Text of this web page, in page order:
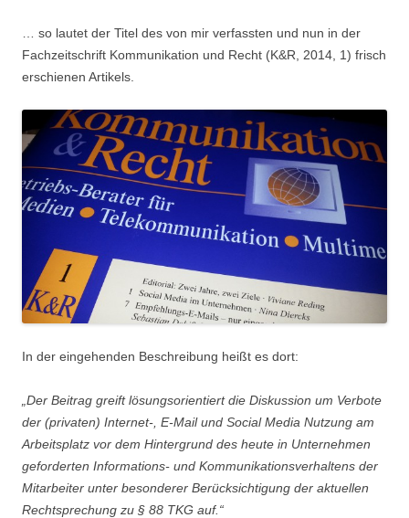
… so lautet der Titel des von mir verfassten und nun in der
Fachzeitschrift Kommunikation und Recht (K&R, 2014, 1) frisch
erschienen Artikels.
In der eingehenden Beschreibung heißt es dort:
„Der Beitrag greift lösungsorientiert die Diskussion um Verbote
der (privaten) Internet-, E-Mail und Social Media Nutzung am
Arbeitsplatz vor dem Hintergrund des heute in Unternehmen
geforderten Informations- und Kommunikationsverhaltens der
Mitarbeiter unter besonderer Berücksichtigung der aktuellen
Rechtsprechung zu § 88 TKG auf.“